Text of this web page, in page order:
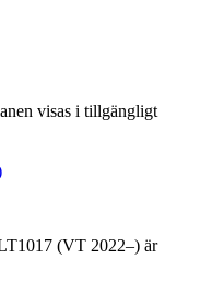
visas i tillgängligt
(VT 2022–) är